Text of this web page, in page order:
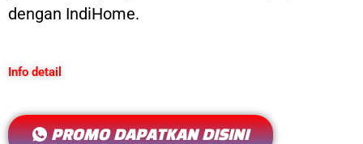
dengan IndiHome.
Info detail
PROMO DAPATKAN DISINI